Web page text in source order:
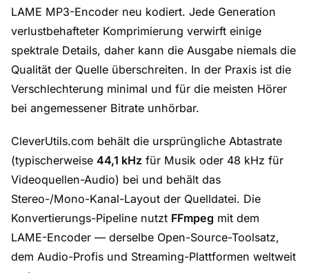
LAME MP3-Encoder neu kodiert. Jede Generation
verlustbehafteter Komprimierung verwirft einige
spektrale Details, daher kann die Ausgabe niemals die
Qualität der Quelle überschreiten. In der Praxis ist die
Verschlechterung minimal und für die meisten Hörer
bei angemessener Bitrate unhörbar.
CleverUtils.com behält die ursprüngliche Abtastrate
(typischerweise 44,1 kHz für Musik oder 48 kHz für
Videoquellen-Audio) bei und behält das
Stereo-/Mono-Kanal-Layout der Quelldatei. Die
Konvertierungs-Pipeline nutzt FFmpeg mit dem
LAME-Encoder — derselbe Open-Source-Toolsatz,
dem Audio-Profis und Streaming-Plattformen weltweit